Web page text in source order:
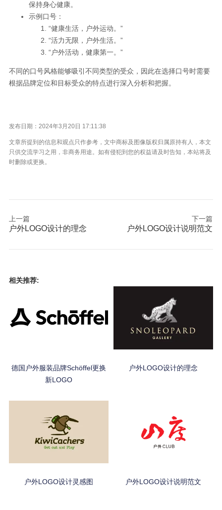
保持身心健康。
示例口号：
“健康生活，户外运动。”
“活力无限，户外生活。”
“户外活动，健康第一。”
不同的口号风格能够吸引不同类型的受众，因此在选择口号时需要
根据品牌定位和目标受众的特点进行深入分析和把握。
发布日期：2024年3月20日 17:11:38
文章所提到的信息和观点只作参考，文中商标及图像版权归属原持有人，本文
只供交流学习之用，非商务用途。如有侵犯到您的权益请及时告知，本站将及
时删除或更换。
上一篇
户外LOGO设计的理念
下一篇
户外LOGO设计说明范文
相关推荐:
德国户外服装品牌Schöffel更换
新LOGO
户外LOGO设计的理念
户外LOGO设计灵感图 户外LOGO设计说明范文